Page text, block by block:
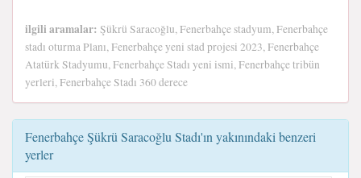
ilgili aramalar: Şükrü Saracoğlu, Fenerbahçe stadyum, Fenerbahçe
stadı oturma Planı, Fenerbahçe yeni stad projesi 2023, Fenerbahçe
Atatürk Stadyumu, Fenerbahçe Stadı yeni ismi, Fenerbahçe tribün
yerleri, Fenerbahçe Stadı 360 derece
Fenerbahçe Şükrü Saracoğlu Stadı'ın yakınındaki benzeri
yerler